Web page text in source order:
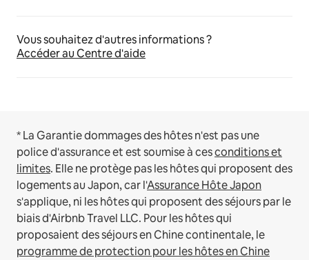
Vous souhaitez d'autres informations ?
Accéder au Centre d'aide
* La Garantie dommages des hôtes n'est pas une
police d'assurance et est soumise à cesconditions et
limites. Elle ne protège pas les hôtes qui proposent des
logements au Japon, car l'Assurance Hôte Japon
s'applique, ni les hôtes qui proposent des séjours par le
biais d'Airbnb Travel LLC. Pour les hôtes qui
proposaient des séjours en Chine continentale, le
programme de protection pour les hôtes en Chine